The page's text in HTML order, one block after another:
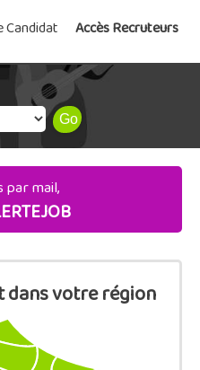
Candidat Accès Recruteurs
par mail,
dans votre région